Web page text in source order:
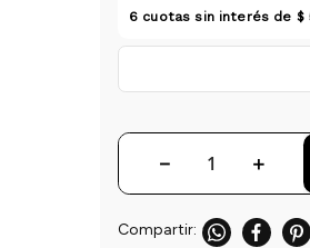
6 cuotas sin interés de $
＋
－